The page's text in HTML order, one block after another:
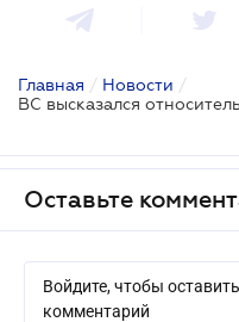
Главная / Новости /
Оставьте
Войдите, чтобы оставить
комментарий